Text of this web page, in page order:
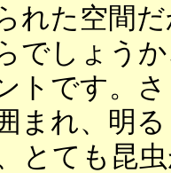
れた空間
でしょう
トです。
まれ、明
とても昆